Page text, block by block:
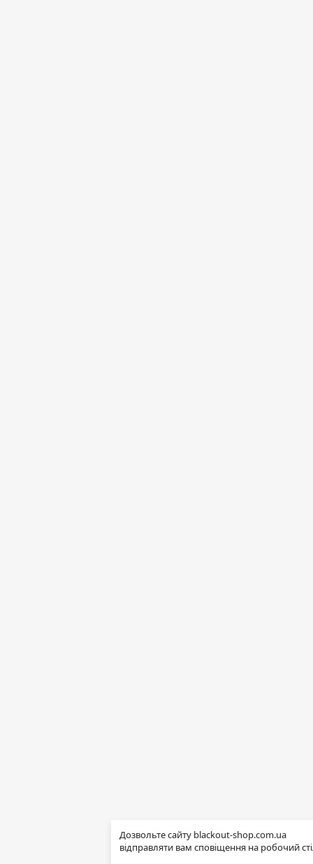
Дозвольте сайту blackout-shop.com.ua
відправляти вам сповіщення на робочий